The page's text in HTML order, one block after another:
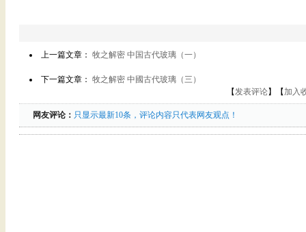
上一篇文章： 牧之解密 中国古代玻璃（一）
下一篇文章： 牧之解密 中國古代玻璃（三）
【发表评论】【 加入
网友评论： 只显示最新10条，评论内容只代表网友观点！